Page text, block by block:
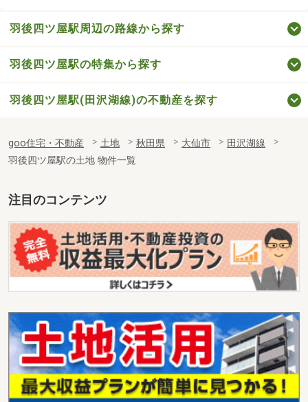
羽後四ツ屋駅周辺の路線から探す
羽後四ツ屋駅の特集から探す
羽後四ツ屋駅(田沢湖線)の不動産を探す
goo住宅・不動産 土地 秋田県 大仙市
田沢湖線
羽後四ツ屋駅の土地 物件一覧
注目のコンテンツ